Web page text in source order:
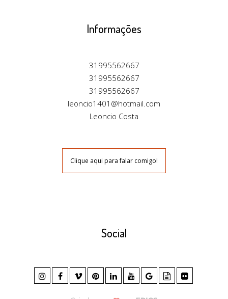
Informações
31995562667
31995562667
31995562667
leoncio1401@hotmail.com
Leoncio Costa
Clique aqui para falar comigo!
Social